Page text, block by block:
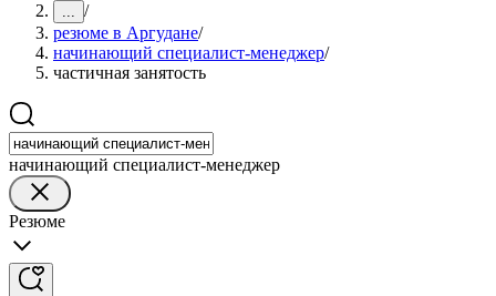
... /
резюме в Аргудане/
начинающий специалист-менеджер/
частичная занятость
начинающий специалист-менеджер
Резюме